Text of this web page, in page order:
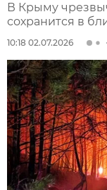
В Крыму
сохранится в
10:18 02.07.2026